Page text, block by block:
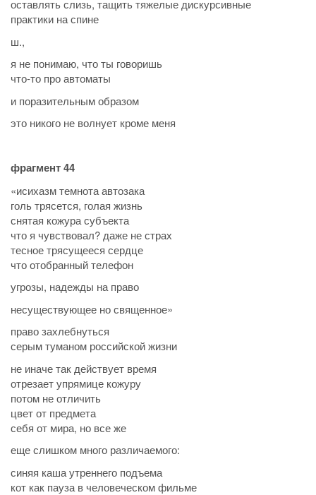
оставлять слизь, тащить тяжелые дискурсивные
практики на спине
ш.,
я не понимаю, что ты говоришь
что-то про автоматы
и поразительным образом
это никого не волнует кроме меня
фрагмент 44
«исихазм темнота автозака
голь трясется, голая жизнь
снятая кожура субъекта
что я чувствовал? даже не страх
тесное трясущееся сердце
что отобранный телефон
угрозы, надежды на право
несуществующее но священное»
право захлебнуться
серым туманом российской жизни
не иначе так действует время
отрезает упрямице кожуру
потом не отличить
цвет от предмета
себя от мира, но все же
еще слишком много различаемого:
синяя каша утреннего подъема
кот как пауза в человеческом фильме